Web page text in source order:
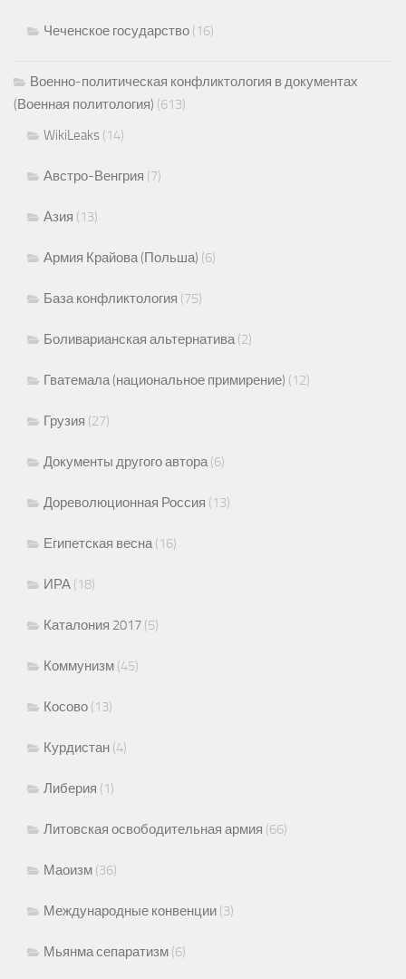
Чеченское государство (16)
Военно-политическая конфликтология в документах
(Военная политология) (613)
WikiLeaks (14)
Австро-Венгрия (7)
Азия (13)
Армия Крайова (Польша) (6)
База конфликтология (75)
Боливарианская альтернатива(2)
Гватемала (национальное примирение) (12)
Грузия (27)
Документы другого автора(6)
Дореволюционная Россия (13)
Египетская весна(16)
ИРА (18)
Каталония 2017 (5)
Коммунизм (45)
Косово (13)
Курдистан (4)
Либерия (1)
Литовская освободительная армия (66)
Маоизм (36)
Международные конвенции (3)
Мьянма сепаратизм (6)